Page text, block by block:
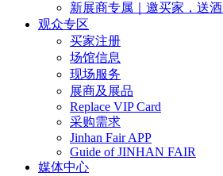
新展商专属｜邀买家，送酒
观众专区
买家注册
场馆信息
现场服务
展商及展品
Replace VIP Card
采购需求
Jinhan Fair APP
Guide of JINHAN FAIR
媒体中心